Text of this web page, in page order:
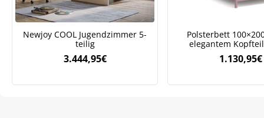
Newjoy COOL Jugendzimmer 5-
teilig
3.444,95€
Polsterbett
elegantem
1.130,95€